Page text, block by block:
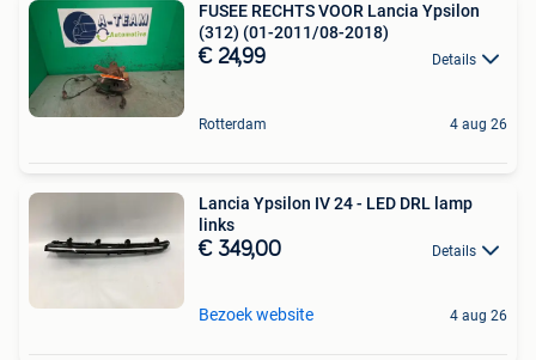
FUSEE RECHTS VOOR Lancia Ypsilon
(312) (01-2011/08-2018)
€ 24,99 Details
Rotterdam 4 aug 26
Lancia Ypsilon IV 24 - LED DRL lamp
links
€ 349,00 Details
Bezoek website 4 aug 26